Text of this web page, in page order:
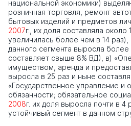
национальной экономики)
розничная торговля, ремонт
бытовых изделий и предметов
2007г., их доля составляла около
увеличилась более чем в 14 раз),
данного сегмента выросла
составляет свыше 8% ВД), в)
имуществом, аренда и
выросла в 25 раз и ныне
«Государственное управление и
обязанности; обязательное
2008г. их доля выросла почти в 4
устойчивый сегмент в данном